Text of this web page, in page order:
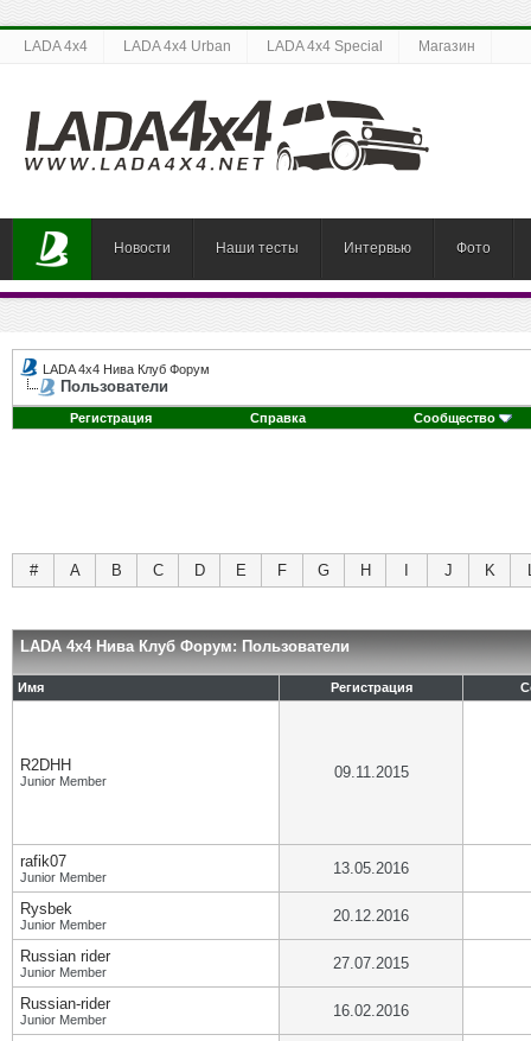
LADA 4x4 LADA 4x4 Urban LADA 4x4 Special Магазин
Новости Наши тесты Интервью Фото
LADA 4x4 Нива Клуб Форум
Пользователи
Регистрация Справка Сообщество
# A B C D E F G H J K
LADA 4x4 Нива Клуб Форум: Пользователи
Имя Регистрация
R2DHH
Junior Member 09.11.2015
rafik07
Junior Member 13.05.2016
Rysbek
Junior Member 20.12.2016
Russian rider
Junior Member 27.07.2015
Russian-rider
Junior Member 16.02.2016